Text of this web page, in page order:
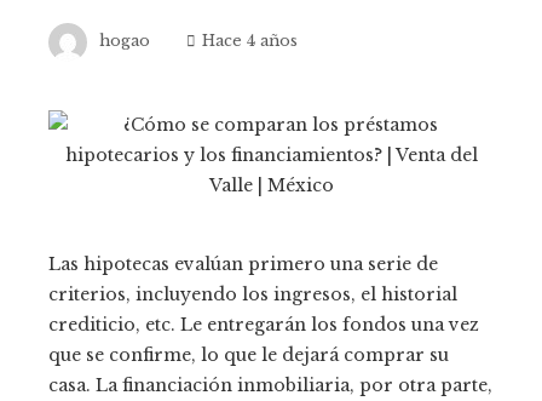
hogao Hace 4 años
Las hipotecas evalúan primero una serie de
criterios, incluyendo los ingresos, el historial
crediticio, etc. Le entregarán los fondos una vez
que se confirme, lo que le dejará comprar su
casa. La financiación inmobiliaria, por otra parte,